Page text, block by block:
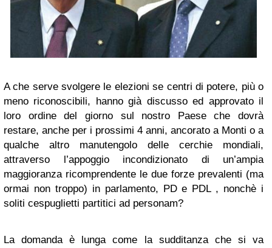
A che serve svolgere le elezioni se centri di potere, più o
meno riconoscibili, hanno già discusso ed approvato il
loro ordine del giorno sul nostro Paese che dovrà
restare, anche per i prossimi 4 anni, ancorato a Monti o a
qualche altro manutengolo delle cerchie mondiali,
attraverso l’appoggio incondizionato di un’ampia
maggioranza ricomprendente le due forze prevalenti (ma
ormai non troppo) in parlamento, PD e PDL , nonchè i
soliti cespuglietti partitici ad personam?
La domanda è lunga come la sudditanza che si va